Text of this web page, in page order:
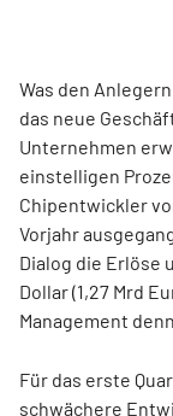
Was den
das neue
Unternehmen
einstelligen
Chipentwickler
Vorjahr
Dialog die Erlöse
Dollar (1,27 Mrd
Management
Für das erste
schwächere